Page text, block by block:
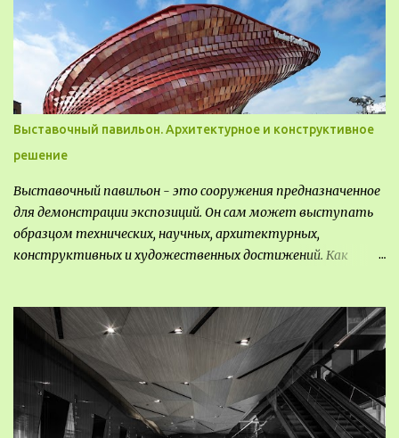
используют в качестве выращивания агрокультур. Другие
для строительства населенных пунктов и т.д.
Выставочный павильон. Архитектурное и конструктивное
решение
Выставочный павильон - это сооружения предназначенное
для демонстрации экспозиций. Он сам может выступать
образцом технических, научных, архитектурных,
конструктивных и художественных достижений. Как
универсальные тематические временные постоянные
передвижные стационарные Назначение выставочных
павильонов - показ экспозиции, с целью информации,
пропаганды, рекламы, внедрения новых технологий, обмен
опытом, привлечения внимания и т.д.